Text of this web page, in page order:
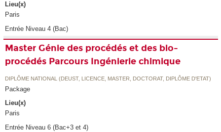
Lieu(x)
Paris
Entrée Niveau 4 (Bac)
Master Génie des procédés et des bio-
procédés Parcours Ingénierie chimique
DIPLÔME NATIONAL (DEUST, LICENCE, MASTER, DOCTORAT, DIPLÔME D'ETAT)
Package
Lieu(x)
Paris
Entrée Niveau 6 (Bac+3 et 4)